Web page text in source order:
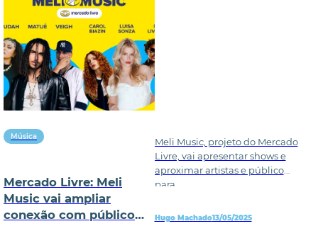
Música
Mercado Livre: Meli
Music vai ampliar
conexão com público
Meli Music, projeto do Mercado
Livre, vai apresentar shows e
aproximar artistas e público
para
Hugo Machado13/05/2025